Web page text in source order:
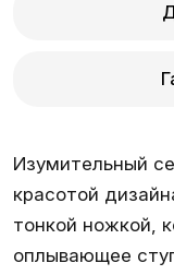
Изумительный
красотой
тонкой ножкой,
оплывающее